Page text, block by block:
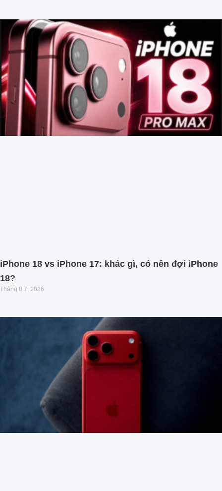
iPhone 18 vs iPhone 17: khác gì, có nên đợi iPhone
18?
Tháng 8 7, 2026